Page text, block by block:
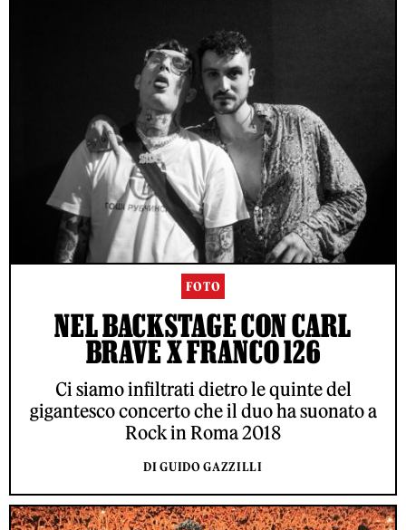
FOTO
NEL BACKSTAGE CON CARL
BRAVE X FRANCO 126
Ci siamo infiltrati dietro le quinte del
gigantesco concerto che il duo ha suonato a
Rock in Roma 2018
DI GUIDO GAZZILLI